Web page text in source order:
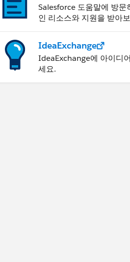
Salesforce 도움말에 방문
인 리소스와 지원을 받아
IdeaExchange
IdeaExchange에 아이디
세요.